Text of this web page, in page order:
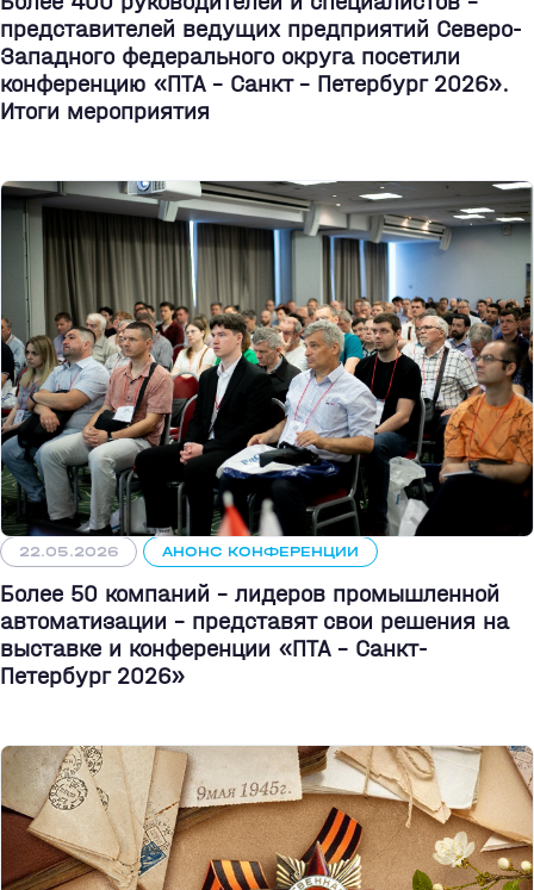
представителей ведущих предприятий Северо-
Западного федерального округа посетили
конференцию «ПТА – Санкт - Петербург 2026».
Итоги мероприятия
22.05.2026 АНОНС КОНФЕРЕНЦИИ
Более 50 компаний - лидеров промышленной
автоматизации - представят свои решения на
выставке и конференции «ПТА – Санкт-
Петербург 2026»